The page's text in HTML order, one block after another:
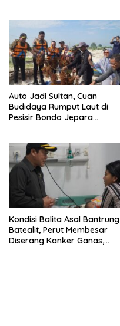
Auto Jadi Sultan, Cuan
Budidaya Rumput Laut di
Pesisir Bondo Jepara
Kondisi Balita Asal Bantrung
Batealit, Perut Membesar
Diserang Kanker Ganas,